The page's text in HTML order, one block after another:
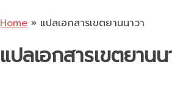
Home » แปลเอกสารเขตยานนาวา
แปลเอกสารเขตยานน